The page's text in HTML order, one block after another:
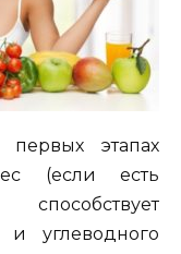
этапах
(если есть
углеводного